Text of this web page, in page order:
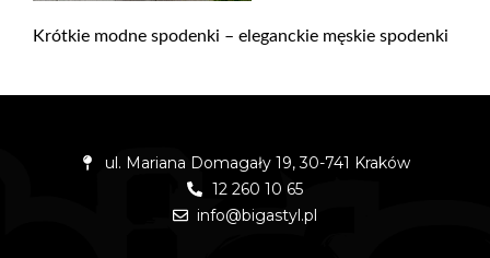
Krótkie modne spodenki – eleganckie męskie spodenki
ul. Mariana Domagały 19, 30-741 Kraków
12 260 10 65
info@bigastyl.pl